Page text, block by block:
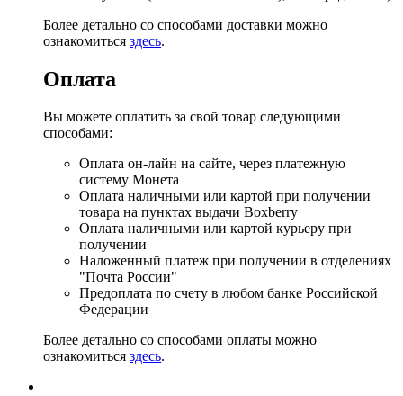
Более детально со способами доставки можно
ознакомиться здесь.
Оплата
Вы можете оплатить за свой товар следующими
способами:
Оплата он-лайн на сайте, через платежную
систему Монета
Оплата наличными или картой при получении
товара на пунктах выдачи Boxberry
Оплата наличными или картой курьеру при
получении
Наложенный платеж при получении в отделениях
"Почта России"
Предоплата по счету в любом банке Российской
Федерации
Более детально со способами оплаты можно
ознакомиться здесь.